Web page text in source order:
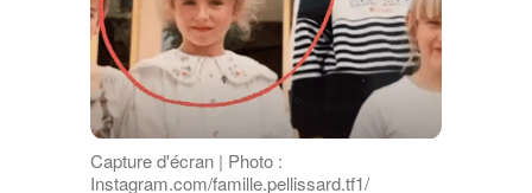
Capture d'écran | Photo :
Instagram.com/famille.pellissard.tf1/